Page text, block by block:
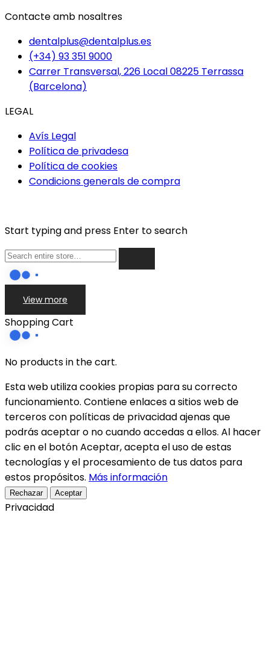
Contacte amb nosaltres
dentalplus@dentalplus.es
(+34) 93 351 9000
Carrer Transversal, 226 Local 08225 Terrassa
(Barcelona)
LEGAL
Avís Legal
Política de privadesa
Política de cookies
Condicions generals de compra
Start typing and press Enter to search
View more
Shopping Cart
No products in the cart.
Esta web utiliza cookies propias para su correcto
funcionamiento. Contiene enlaces a sitios web de
terceros con políticas de privacidad ajenas que
podrás aceptar o no cuando accedas a ellos. Al hacer
clic en el botón Aceptar, acepta el uso de estas
tecnologías y el procesamiento de tus datos para
estos propósitos. Más información
Rechazar Aceptar
Privacidad